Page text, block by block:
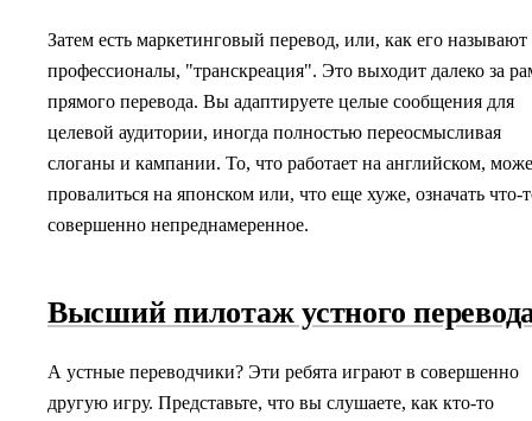
Затем есть маркетинговый перевод, или, как его называют
профессионалы, "транскреация". Это выходит далеко за
прямого перевода. Вы адаптируете целые сообщения для
целевой аудитории, иногда полностью переосмысливая
слоганы и кампании. То, что работает на английском,
провалиться на японском или, что еще хуже, означать что-
совершенно непреднамеренное.
Высший пилотаж устного
А устные переводчики? Эти ребята играют в совершенно
другую игру. Представьте, что вы слушаете, как кто-то